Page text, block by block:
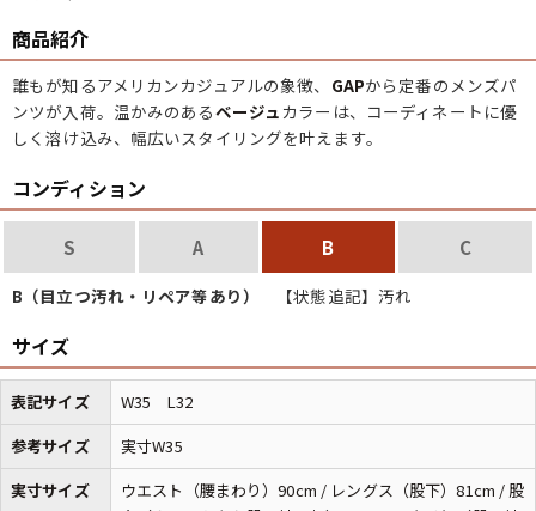
商品紹介
誰もが知るアメリカンカジュアルの象徴、 GAPから定番のメンズパ
ンツが入荷。温かみのあるベージュ カラーは、コーディネートに優
しく溶け込み、幅広いスタイリングを叶えます。
コンディション
S A B C
B（目立つ汚れ・リペア等あり） 【状態追記】汚れ
サイズ
表記サイズ
W35 L32
参考サイズ
実寸W35
実寸サイズ
ウエスト（腰まわり）90cm / レングス（股下）81cm / 股